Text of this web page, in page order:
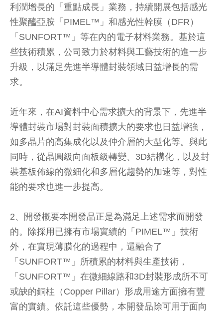
利潤增長的「重點成長」業務，持續開展包括感光
性聚醯亞胺「PIMEL™」和感光性幹膜（DFR）
「SUNFORT™」等在內的電子材料業務。基於這
些技術積累，公司致力於材料與工藝技術的進一步
升級，以滿足先進半導體封裝領域日益增長的需
求。
近年來，在AI資料中心需求擴大的背景下，先進半
導體封裝市場對封裝面積擴大的要求也日益增強，
如多晶片的高集成化以及仲介層的大型化等。與此
同時，從晶圓級向面板級轉變、3D結構化，以及封
裝基板佈線的微細化和多層化趨勢的加速等，對性
能的要求也進一步提高。
2、開發概要本開發品正是為滿足上述需求而開發
的。除採用已擁有市場實績的「PIMEL™」技術
外，在實現薄膜化的過程中，還融合了
「SUNFORT™」所積累的材料與生產技術，
「SUNFORT™」在微細線路和3D封裝形成所不可
或缺的銅柱（Copper Pillar）形成用途方面擁有豐
富的實績。依託這些優勢，本開發品除可用于面向